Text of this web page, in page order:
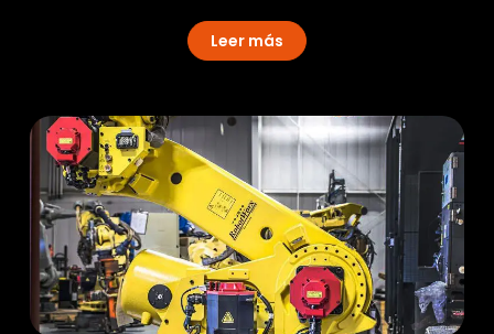
Leer más